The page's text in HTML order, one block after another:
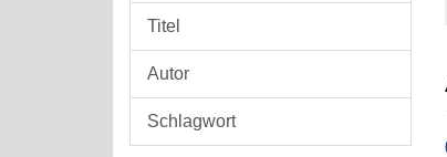
Titel
Autor
Schlagwort